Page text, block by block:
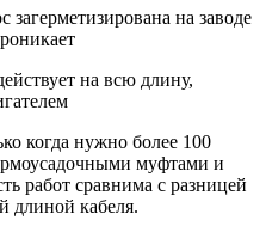
загерметизирована на заводе
на всю длину,
когда нужно более 100
муфтами и
работ сравнима с разницей
длиной кабеля.